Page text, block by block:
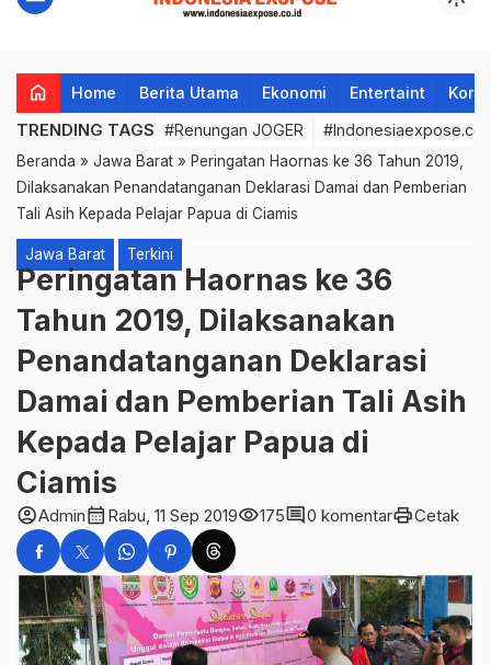
home Home Berita Utama Ekonomi Entertaint
TRENDING TAGS #Renungan JOGER
Beranda » Jawa Barat » Peringatan Haornas ke 36 Tahun 2019,
Dilaksanakan Penandatanganan Deklarasi Damai dan Pemberian
Tali Asih Kepada Pelajar Papua di Ciamis
Jawa Barat Terkini
Peringatan Haornas ke 36
Tahun 2019, Dilaksanakan
Penandatanganan Deklarasi
Damai dan Pemberian Tali Asih
Kepada Pelajar Papua di
Ciamis
account_circleAdmincalendar_month Rabu, 11 Sep 2019visibility175comment0 komentarprintCetak